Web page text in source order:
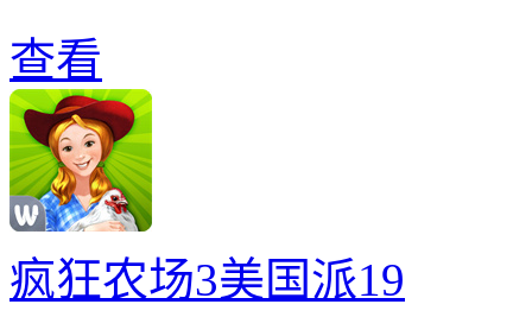
查看
疯狂农场3美国派19